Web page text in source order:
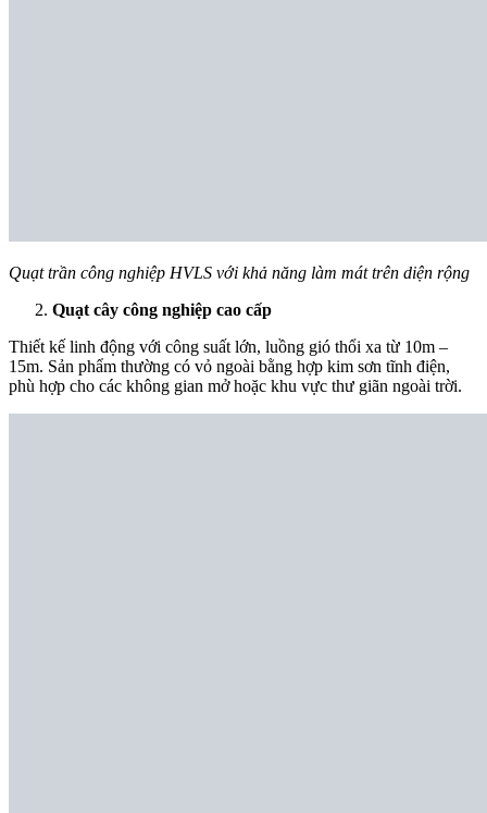
Quạt trần công nghiệp HVLS với khả năng làm mát trên diện rộng
Quạt cây công nghiệp cao cấp
Thiết kế linh động với công suất lớn, luồng gió thổi xa từ 10m –
15m. Sản phẩm thường có vỏ ngoài bằng hợp kim sơn tĩnh điện,
phù hợp cho các không gian mở hoặc khu vực thư giãn ngoài trời.